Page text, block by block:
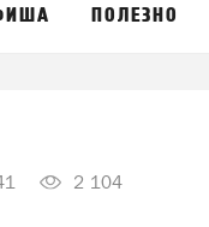
ПОЛЕЗНО
2 104